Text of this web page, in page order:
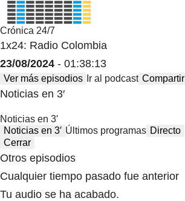
Crónica 24/7
1x24: Radio Colombia
23/08/2024 - 01:38:13
Ver más episodios Ir al podcast Compartir
Noticias en 3′
Noticias en 3′
Noticias en 3′ Últimos programas Directo
Cerrar
Otros episodios
Cualquier tiempo pasado fue anterior
Tu audio se ha acabado.